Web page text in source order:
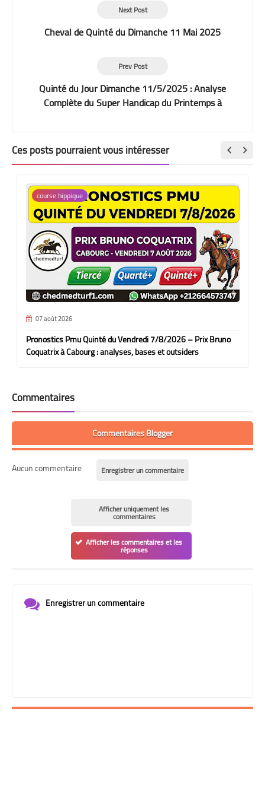
Next Post
Cheval de Quinté du Dimanche 11 Mai 2025
Prev Post
Quinté du Jour Dimanche 11/5/2025 : Analyse
Complète du Super Handicap du Printemps à
Ces posts pourraient vous intéresser
course hippique
07 août 2026
Pronostics Pmu Quinté du Vendredi 7/8/2026 – Prix Bruno
Coquatrix à Cabourg : analyses, bases et outsiders
Commentaires
Commentaires Blogger
Aucun commentaire Enregistrer un commentaire
Afficher uniquement les
commentaires
Afficher les commentaires et les
réponses
Enregistrer un commentaire